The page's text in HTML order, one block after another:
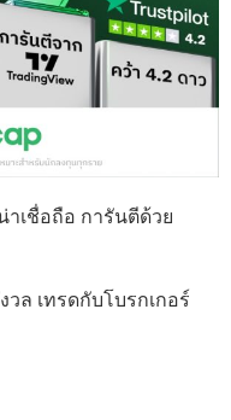
าเชื่อถือ การันตีด้วย
วล เทรดกับโบรกเกอร์